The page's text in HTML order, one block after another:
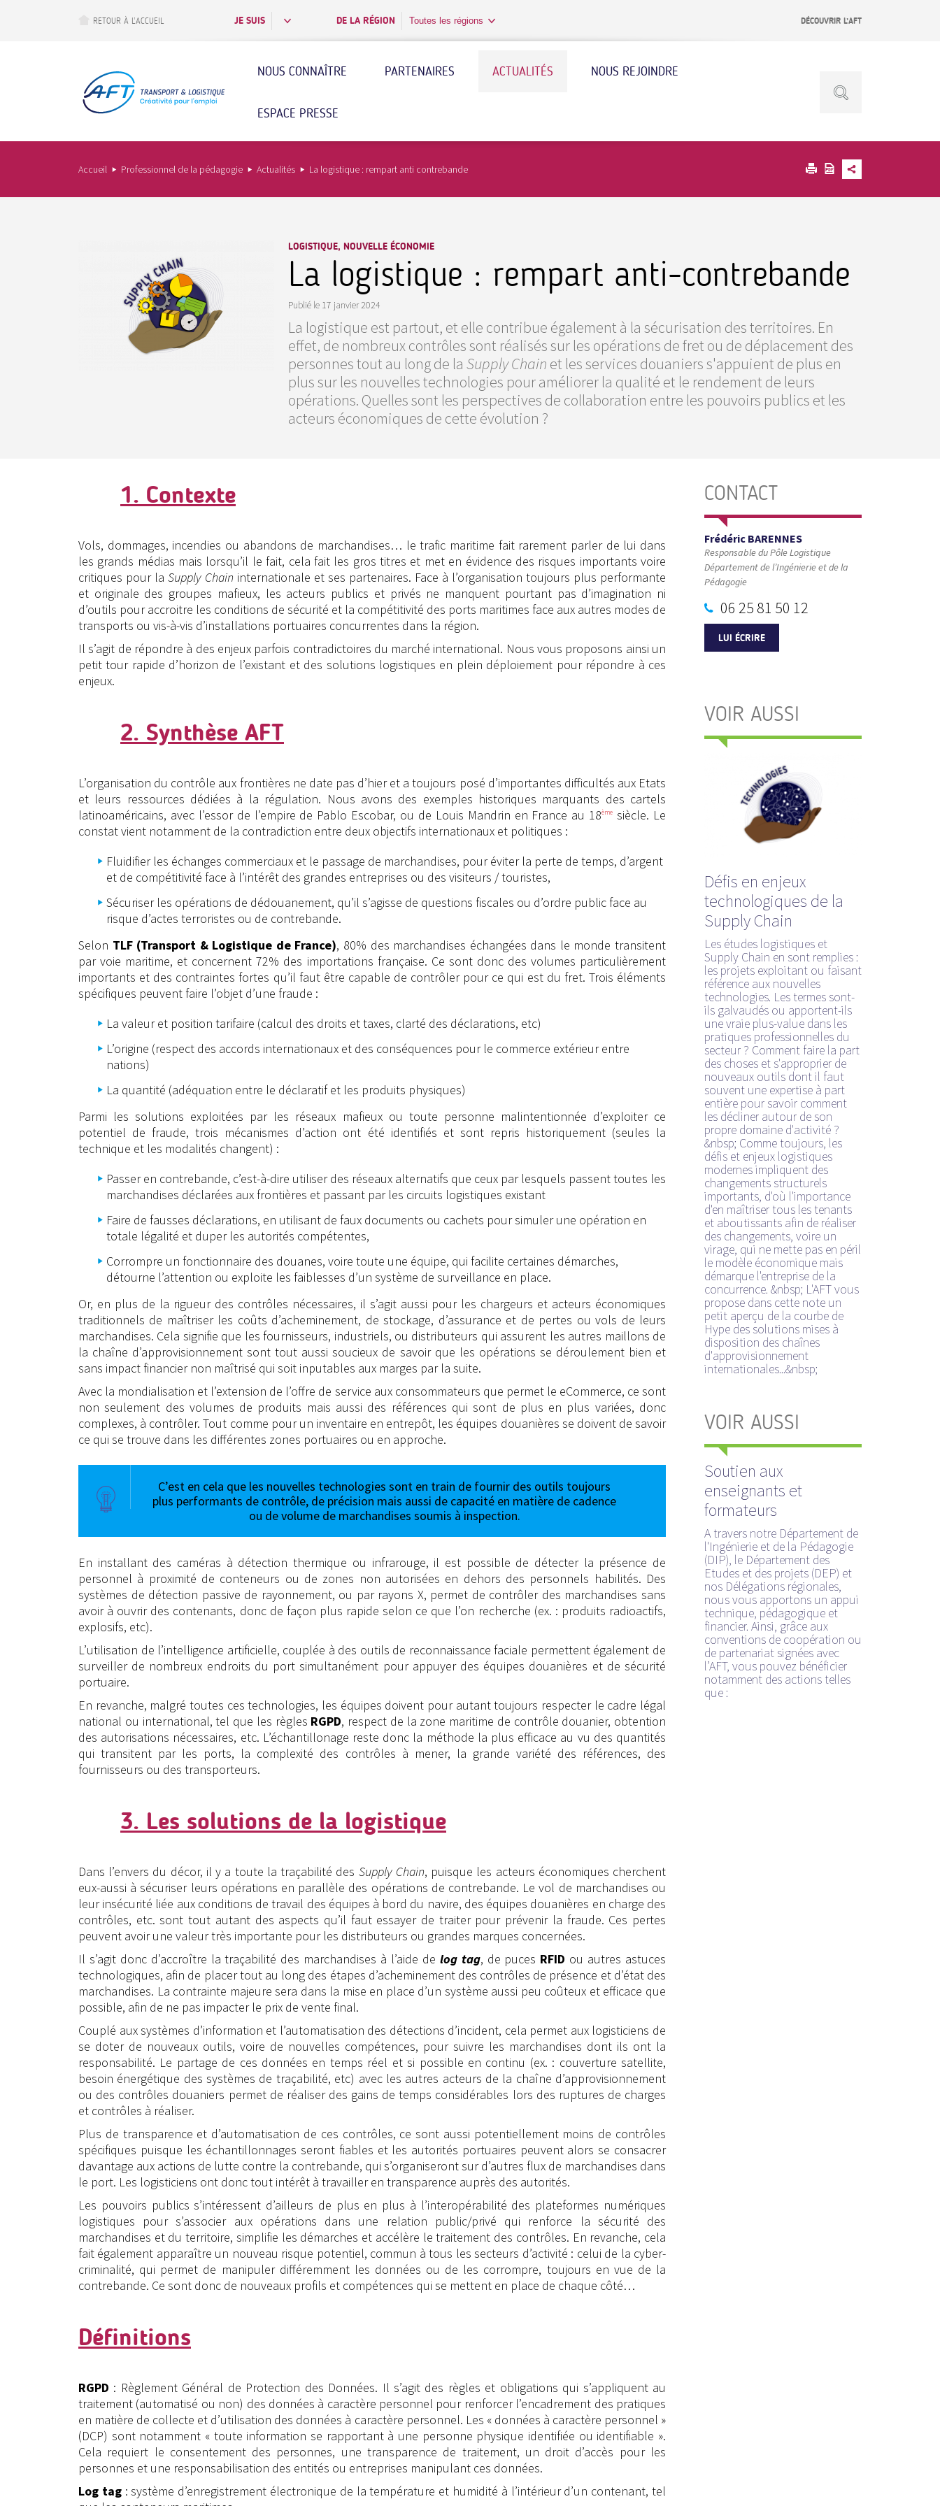
RETOUR À L’ACCUEIL JE SUIS DE LA RÉGION Toutes les régions DÉCOUVRIR L’AFT
NOUS CONNAÎTRE PARTENAIRES ACTUALITÉS NOUS REJOINDRE
ESPACE PRESSE
Accueil Professionnel de la pédagogie Actualités La logistique : rempart anti contrebande
LOGISTIQUE, NOUVELLE ÉCONOMIE
La logistique : rempart anti-contrebande
Publié le 17 janvier 2024
La logistique est partout, et elle contribue également à la sécurisation des territoires. En
effet, de nombreux contrôles sont réalisés sur les opérations de fret ou de déplacement des
personnes tout au long de la Supply Chain et les services douaniers s'appuient de plus en
plus sur les nouvelles technologies pour améliorer la qualité et le rendement de leurs
opérations. Quelles sont les perspectives de collaboration entre les pouvoirs publics et les
acteurs économiques de cette évolution ?
1. Contexte
Vols, dommages, incendies ou abandons de marchandises… le trafic maritime fait rarement parler de lui dans
les grands médias mais lorsqu’il le fait, cela fait les gros titres et met en évidence des risques importants voire
critiques pour la Supply Chain internationale et ses partenaires. Face à l’organisation toujours plus performante
et originale des groupes mafieux, les acteurs publics et privés ne manquent pourtant pas d’imagination ni
d’outils pour accroitre les conditions de sécurité et la compétitivité des ports maritimes face aux autres modes de
transports ou vis-à-vis d’installations portuaires concurrentes dans la région.
Il s’agit de répondre à des enjeux parfois contradictoires du marché international. Nous vous proposons ainsi un
petit tour rapide d’horizon de l’existant et des solutions logistiques en plein déploiement pour répondre à ces
enjeux.
2. Synthèse AFT
L’organisation du contrôle aux frontières ne date pas d’hier et a toujours posé d’importantes difficultés aux Etats
et leurs ressources dédiées à la régulation. Nous avons des exemples historiques marquants des cartels
latinoaméricains, avec l’essor de l’empire de Pablo Escobar, ou de Louis Mandrin en France au 18ème siècle. Le
constat vient notamment de la contradiction entre deux objectifs internationaux et politiques :
Fluidifier les échanges commerciaux et le passage de marchandises, pour éviter la perte de temps, d’argent
et de compétitivité face à l’intérêt des grandes entreprises ou des visiteurs / touristes,
Sécuriser les opérations de dédouanement, qu’il s’agisse de questions fiscales ou d’ordre public face au
risque d’actes terroristes ou de contrebande.
Selon TLF (Transport & Logistique de France), 80% des marchandises échangées dans le monde transitent
par voie maritime, et concernent 72% des importations française. Ce sont donc des volumes particulièrement
importants et des contraintes fortes qu’il faut être capable de contrôler pour ce qui est du fret. Trois éléments
spécifiques peuvent faire l’objet d’une fraude :
La valeur et position tarifaire (calcul des droits et taxes, clarté des déclarations, etc)
L’origine (respect des accords internationaux et des conséquences pour le commerce extérieur entre
nations)
La quantité (adéquation entre le déclaratif et les produits physiques)
Parmi les solutions exploitées par les réseaux mafieux ou toute personne malintentionnée d’exploiter ce
potentiel de fraude, trois mécanismes d’action ont été identifiés et sont repris historiquement (seules la
technique et les modalités changent) :
Passer en contrebande, c’est-à-dire utiliser des réseaux alternatifs que ceux par lesquels passent toutes les
marchandises déclarées aux frontières et passant par les circuits logistiques existant
Faire de fausses déclarations, en utilisant de faux documents ou cachets pour simuler une opération en
totale légalité et duper les autorités compétentes,
Corrompre un fonctionnaire des douanes, voire toute une équipe, qui facilite certaines démarches,
détourne l’attention ou exploite les faiblesses d’un système de surveillance en place.
Or, en plus de la rigueur des contrôles nécessaires, il s’agit aussi pour les chargeurs et acteurs économiques
traditionnels de maîtriser les coûts d’acheminement, de stockage, d’assurance et de pertes ou vols de leurs
marchandises. Cela signifie que les fournisseurs, industriels, ou distributeurs qui assurent les autres maillons de
la chaîne d’approvisionnement sont tout aussi soucieux de savoir que les opérations se déroulement bien et
sans impact financier non maîtrisé qui soit inputables aux marges par la suite.
Avec la mondialisation et l’extension de l’offre de service aux consommateurs que permet le eCommerce, ce sont
non seulement des volumes de produits mais aussi des références qui sont de plus en plus variées, donc
complexes, à contrôler. Tout comme pour un inventaire en entrepôt, les équipes douanières se doivent de savoir
ce qui se trouve dans les différentes zones portuaires ou en approche.
C’est en cela que les nouvelles technologies sont en train de fournir des outils toujours
plus performants de contrôle, de précision mais aussi de capacité en matière de cadence
ou de volume de marchandises soumis à inspection.
En installant des caméras à détection thermique ou infrarouge, il est possible de détecter la présence de
personnel à proximité de conteneurs ou de zones non autorisées en dehors des personnels habilités. Des
systèmes de détection passive de rayonnement, ou par rayons X, permet de contrôler des marchandises sans
avoir à ouvrir des contenants, donc de façon plus rapide selon ce que l’on recherche (ex. : produits radioactifs,
explosifs, etc).
L’utilisation de l’intelligence artificielle, couplée à des outils de reconnaissance faciale permettent également de
surveiller de nombreux endroits du port simultanément pour appuyer des équipes douanières et de sécurité
portuaire.
En revanche, malgré toutes ces technologies, les équipes doivent pour autant toujours respecter le cadre légal
national ou international, tel que les règles RGPD, respect de la zone maritime de contrôle douanier, obtention
des autorisations nécessaires, etc. L’échantillonage reste donc la méthode la plus efficace au vu des quantités
qui transitent par les ports, la complexité des contrôles à mener, la grande variété des références, des
fournisseurs ou des transporteurs.
3. Les solutions de la logistique
Dans l’envers du décor, il y a toute la traçabilité des Supply Chain, puisque les acteurs économiques cherchent
eux-aussi à sécuriser leurs opérations en parallèle des opérations de contrebande. Le vol de marchandises ou
leur insécurité liée aux conditions de travail des équipes à bord du navire, des équipes douanières en charge des
contrôles, etc. sont tout autant des aspects qu’il faut essayer de traiter pour prévenir la fraude. Ces pertes
peuvent avoir une valeur très importante pour les distributeurs ou grandes marques concernées.
Il s’agit donc d’accroître la traçabilité des marchandises à l’aide de log tag, de puces RFID ou autres astuces
technologiques, afin de placer tout au long des étapes d’acheminement des contrôles de présence et d’état des
marchandises. La contrainte majeure sera dans la mise en place d’un système aussi peu coûteux et efficace que
possible, afin de ne pas impacter le prix de vente final.
Couplé aux systèmes d’information et l’automatisation des détections d’incident, cela permet aux logisticiens de
se doter de nouveaux outils, voire de nouvelles compétences, pour suivre les marchandises dont ils ont la
responsabilité. Le partage de ces données en temps réel et si possible en continu (ex. : couverture satellite,
besoin énergétique des systèmes de traçabilité, etc) avec les autres acteurs de la chaîne d’approvisionnement
ou des contrôles douaniers permet de réaliser des gains de temps considérables lors des ruptures de charges
et contrôles à réaliser.
Plus de transparence et d’automatisation de ces contrôles, ce sont aussi potentiellement moins de contrôles
spécifiques puisque les échantillonnages seront fiables et les autorités portuaires peuvent alors se consacrer
davantage aux actions de lutte contre la contrebande, qui s’organiseront sur d’autres flux de marchandises dans
le port. Les logisticiens ont donc tout intérêt à travailler en transparence auprès des autorités.
Les pouvoirs publics s’intéressent d’ailleurs de plus en plus à l’interopérabilité des plateformes numériques
logistiques pour s’associer aux opérations dans une relation public/privé qui renforce la sécurité des
marchandises et du territoire, simplifie les démarches et accélère le traitement des contrôles. En revanche, cela
fait également apparaître un nouveau risque potentiel, commun à tous les secteurs d’activité : celui de la cyber-
criminalité, qui permet de manipuler différemment les données ou de les corrompre, toujours en vue de la
contrebande. Ce sont donc de nouveaux profils et compétences qui se mettent en place de chaque côté…
Définitions
RGPD : Règlement Général de Protection des Données. Il s’agit des règles et obligations qui s’appliquent au
traitement (automatisé ou non) des données à caractère personnel pour renforcer l’encadrement des pratiques
en matière de collecte et d’utilisation des données à caractère personnel. Les « données à caractère personnel »
(DCP) sont notamment « toute information se rapportant à une personne physique identifiée ou identifiable ».
Cela requiert le consentement des personnes, une transparence de traitement, un droit d’accès pour les
personnes et une responsabilisation des entités ou entreprises manipulant ces données.
Log tag : système d’enregistrement électronique de la température et humidité à l’intérieur d’un contenant, tel
CONTACT
Frédéric BARENNES
Responsable du Pôle Logistique
Département de l’Ingénierie et de la
Pédagogie
06 25 81 50 12
LUI ÉCRIRE
VOIR AUSSI
Défis en enjeux
technologiques de la
Supply Chain
Les études logistiques et
Supply Chain en sont remplies :
les projets exploitant ou faisant
référence aux nouvelles
technologies. Les termes sont-
ils galvaudés ou apportent-ils
une vraie plus-value dans les
pratiques professionnelles du
secteur ? Comment faire la part
des choses et s'approprier de
nouveaux outils dont il faut
souvent une expertise à part
entière pour savoir comment
les décliner autour de son
propre domaine d'activité ?
&nbsp; Comme toujours, les
défis et enjeux logistiques
modernes impliquent des
changements structurels
importants, d'où l'importance
d'en maîtriser tous les tenants
et aboutissants afin de réaliser
des changements, voire un
virage, qui ne mette pas en péril
le modèle économique mais
démarque l'entreprise de la
concurrence. &nbsp; L'AFT vous
propose dans cette note un
petit aperçu de la courbe de
Hype des solutions mises à
disposition des chaînes
d'approvisionnement
internationales...&nbsp;
VOIR AUSSI
Soutien aux
enseignants et
formateurs
A travers notre Département de
l'Ingénierie et de la Pédagogie
(DIP), le Département des
Etudes et des projets (DEP) et
nos Délégations régionales,
nous vous apportons un appui
technique, pédagogique et
financier. Ainsi, grâce aux
conventions de coopération ou
de partenariat signées avec
l’AFT, vous pouvez bénéficier
notamment des actions telles
que :